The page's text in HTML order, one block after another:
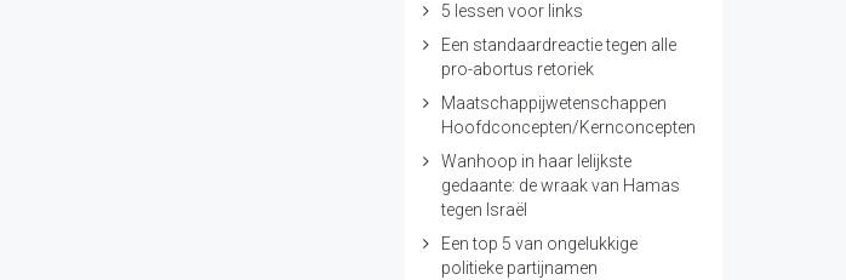
5 lessen voor links
Een standaardreactie tegen alle
pro-abortus retoriek
Maatschappijwetenschappen
Hoofdconcepten/Kernconcepten
Wanhoop in haar lelijkste
gedaante: de wraak van Hamas
tegen Israël
Een top 5 van ongelukkige
politieke partijnamen